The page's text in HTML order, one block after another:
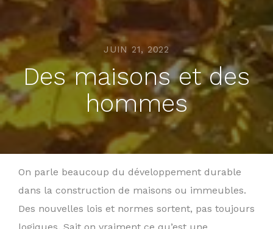
JUIN 21, 2022
Des maisons et des
hommes
On parle beaucoup du développement durable
dans la construction de maisons ou immeubles.
Des nouvelles lois et normes sortent, pas toujours